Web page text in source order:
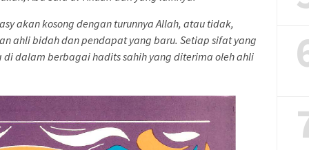
akan kosong dengan turunnya Allah, atau tidak,
ahli bidah dan pendapat yang baru. Setiap sifat yang
dalam berbagai hadits sahih yang diterima oleh ahli